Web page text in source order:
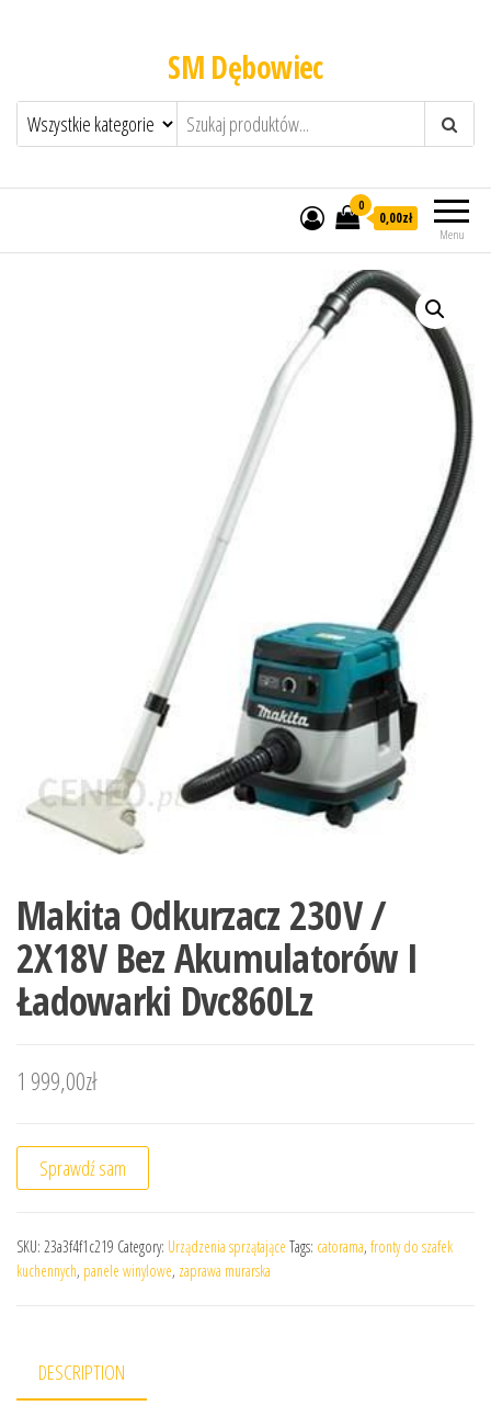
SM Dębowiec
Menu
0
0,00zł
Makita Odkurzacz 230V /
2X18V Bez Akumulatorów I
Ładowarki Dvc860Lz
1 999,00zł
Sprawdź sam
SKU: 23a3f4f1c219 Category: Urządzenia sprzątające Tags: catorama, fronty do szafek
kuchennych, panele winylowe, zaprawa murarska
DESCRIPTION